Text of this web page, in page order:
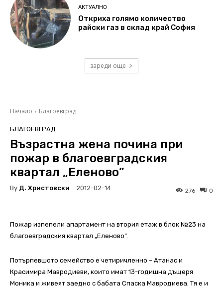
АКТУАЛНО
Откриха голямо количество
райски газ в склад край София
зареди още